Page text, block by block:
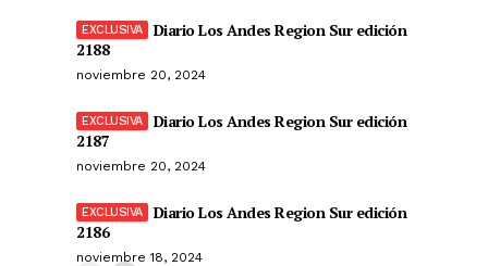
Diario Los Andes Region Sur edición
2188
noviembre 20, 2024
Diario Los Andes Region Sur edición
2187
noviembre 20, 2024
Diario Los Andes Region Sur edición
2186
noviembre 18, 2024